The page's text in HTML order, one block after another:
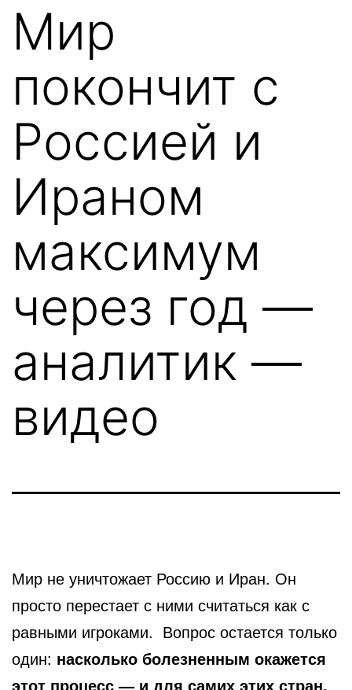
Мир
покончит с
Россией и
Ираном
максимум
через год —
аналитик —
видео
Мир не уничтожает Россию и Иран. Он
просто перестает с ними считаться как с
равными игроками. Вопрос остается только
один: насколько болезненным окажется
этот процесс — и для самих этих стран,